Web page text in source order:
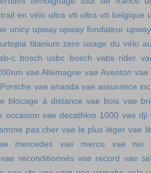
en vélo ultra vtt ultra vtt belgique
unicy upway upway fondateur
urtopia titanium zero usage du vélo
c bosch usbc bosch vabs rider
vae Allemagne vae Aventon vae
vae ananda vae assurance
blocage à distance vae bois vae
occasion vae decathlon 1000 vae dji
pas cher vae le plus léger vae
mercedes vae merco
vae nio
vae reconditionnés vae record vae